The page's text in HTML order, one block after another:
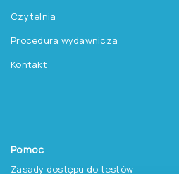
Czytelnia
Procedura wydawnicza
Kontakt
Pomoc
Zasady dostępu do testów